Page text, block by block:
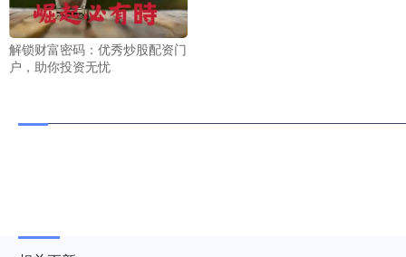
解锁财富密码：优秀炒股配资门
户，助你投资无忧